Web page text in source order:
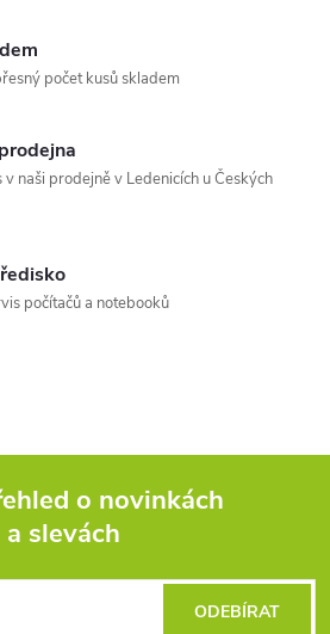
počet kusů skladem
v naši prodejně v Ledenicích u Českých
počítačů a notebooků
o novinkách
a slevách
ODEBÍRAT